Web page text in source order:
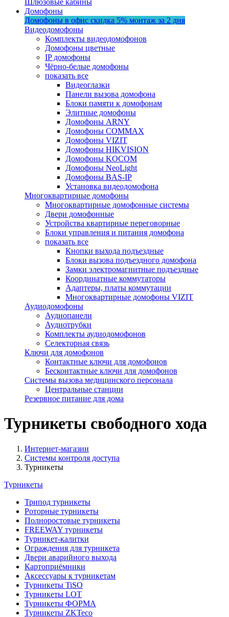
Домофоны
Домофоны в офис скидка 5% монтаж за 2 дня
Видеодомофоны
Комплекты видеодомофонов
Домофоны цветные
IP домофоны
Чёрно-белые домофоны
показать все
Видеоглазки
Панели вызова домофона
Блоки памяти к домофонам
Элитные домофоны
Домофоны ARNY
Домофоны COMMAX
Домофоны VIZIT
Домофоны HIKVISION
Домофоны KOCOM
Домофоны NeoLight
Домофоны BAS-IP
Установка видеодомофона
Многоквартирные домофоны
Многоквартирные домофонные системы
Двери домофонные
Устройства квартирные переговорные
Блоки управления и питания домофона
показать все
Кнопки выхода подъездные
Блоки вызова подъездного домофона
Замки электромагнитные подъездные
Координатные коммутаторы
Адаптеры, платы коммутации
Многоквартирные домофоны VIZIT
Аудиодомофоны
Аудиопанели
Аудиотрубки
Комплекты аудиодомофонов
Селекторная связь
Ключи для домофонов
Контактные ключи для домофонов
Бесконтактные ключи для домофонов
Системы вызова медицинского персонала
Центральные станции
Резервное питание для дома
Турникеты свободного хода
Интернет-магазин
Системы контроля доступа
Турникеты
Турникеты
Трипод турникеты
Роторные турникеты
Полноростовые турникеты
FREEWAY турникеты
Турникет-калитки
Ограждения для турникета
Двери аварийного выхода
Картоприёмники
Аксессуары к турникетам
Турникеты TiSO
Турникеты LOT
Турникеты ФОРМА
Турникеты ZKTeco